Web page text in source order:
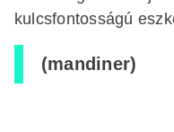
kulcsfontosságú
(mandiner)